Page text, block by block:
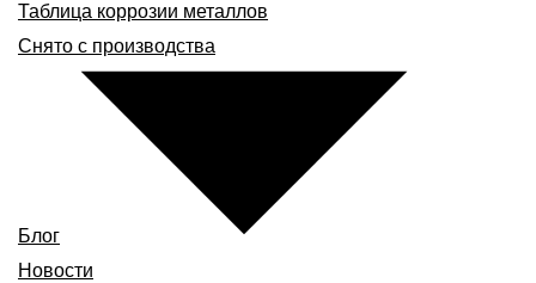
Таблица коррозии металлов
Снято с производства
Блог
Новости